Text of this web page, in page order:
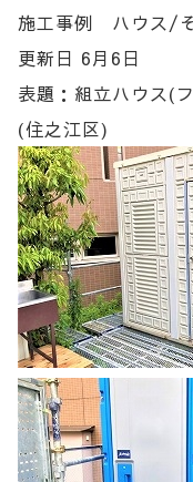
施工事例 ハウス/
更新日 6月6日
表題：組立ハウス(
(住之江区)